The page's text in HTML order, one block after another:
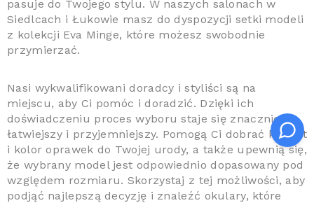
pasuje do Twojego stylu. W naszych salonach w
Siedlcach i Łukowie masz do dyspozycji setki modeli
z kolekcji Eva Minge, które możesz swobodnie
przymierzać.
Nasi wykwalifikowani doradcy i styliści są na
miejscu, aby Ci pomóc i doradzić. Dzięki ich
doświadczeniu proces wyboru staje się znacznie
łatwiejszy i przyjemniejszy. Pomogą Ci dobrać kształt
i kolor oprawek do Twojej urody, a także upewnią się,
że wybrany model jest odpowiednio dopasowany pod
względem rozmiaru. Skorzystaj z tej możliwości, aby
podjąć najlepszą decyzję i znaleźć okulary, które